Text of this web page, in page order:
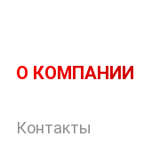
О КОМПАНИИ
Контакты